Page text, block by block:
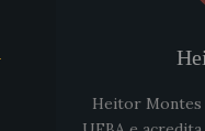
Heitor Montes